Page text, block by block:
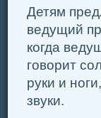
Детям
ведущий
когда
говорит
руки и
звуки.